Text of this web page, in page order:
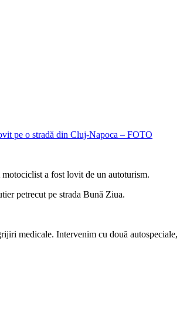
a fost lovit de un autoturism.
petrecut pe strada Bună Ziua.
medicale. Intervenim cu două